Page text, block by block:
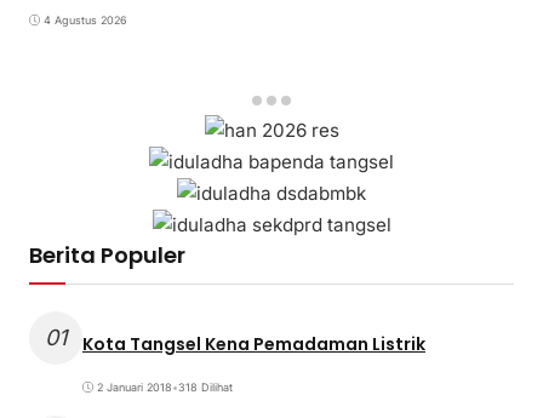
4 Agustus 2026
Berita Populer
01 Kota Tangsel Kena Pemadaman Listrik
2 Januari 2018•318 Dilihat